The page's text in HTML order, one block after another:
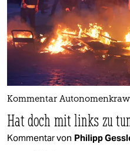
Kommentar
Hat doch mit links zu
Kommentar von Philipp